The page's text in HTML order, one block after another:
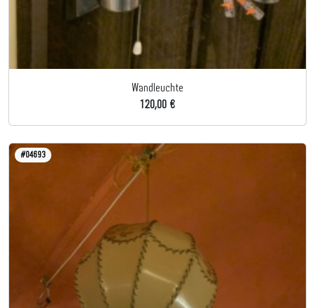
Wandleuchte
120,00 €
#04693